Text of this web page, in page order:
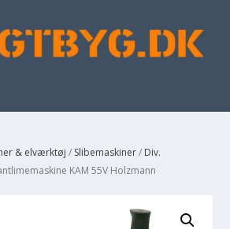
& elværktøj / Slibemaskiner/ Div.
KAM 55V Holzmann